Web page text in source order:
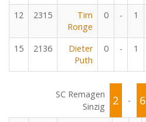
12 2315
Tim
Ronge
0 - 1
15 2136
Dieter
Puth
0 - 1
SC Remagen
Sinzig
2 - 6